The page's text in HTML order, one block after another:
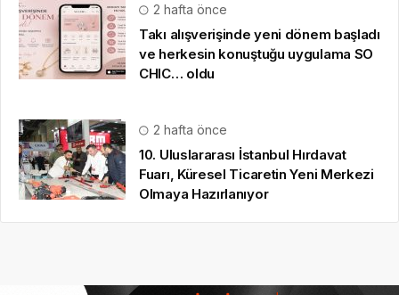
2 hafta önce
Takı alışverişinde yeni dönem başladı
ve herkesin konuştuğu uygulama SO
CHIC… oldu
2 hafta önce
10. Uluslararası İstanbul Hırdavat
Fuarı, Küresel Ticaretin Yeni Merkezi
Olmaya Hazırlanıyor